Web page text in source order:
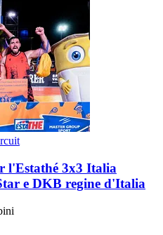
l'Estathé 3x3 Italia
e DKB regine d'Italia